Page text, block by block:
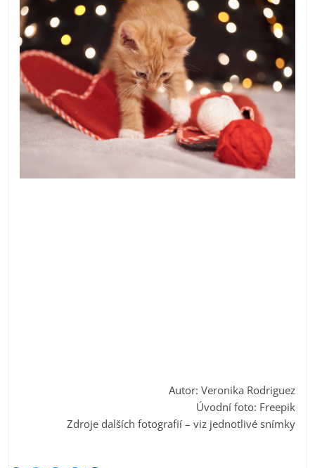
Autor: Veronika Rodriguez
Úvodní foto: Freepik
Zdroje dalších fotografií – viz jednotlivé snímky